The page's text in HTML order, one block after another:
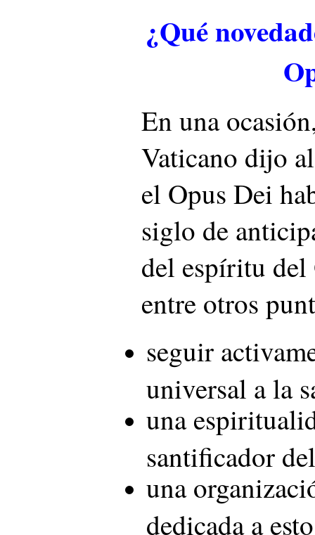
¿Qué
En una
Vaticano dijo
el Opus Dei
siglo de
del espíritu del
entre otros
seguir
universal a la
una
santificador
una
dedicada a